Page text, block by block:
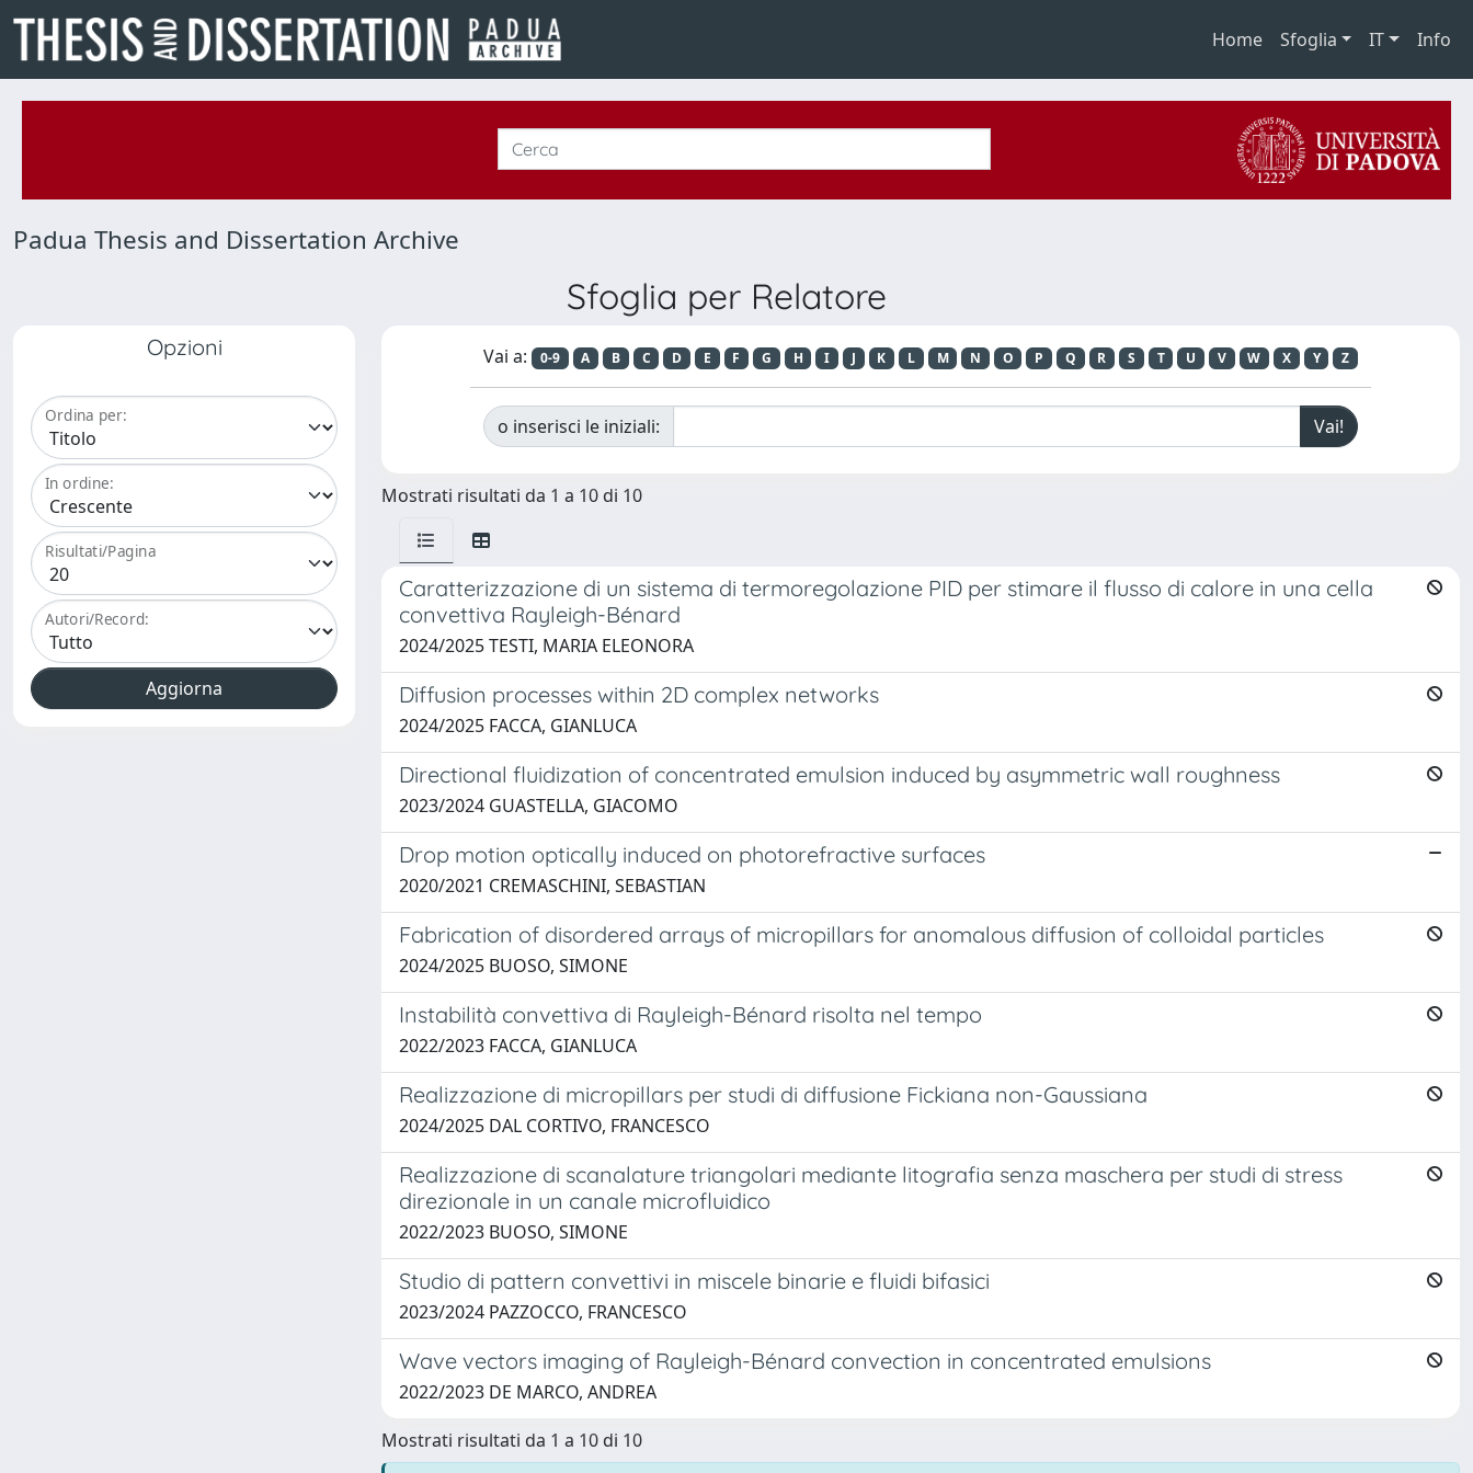
Home Sfoglia IT Info
Padua Thesis and Dissertation Archive
Sfoglia per Relatore
Opzioni
Ordina per:
In ordine:
Risultati/Pagina
Autori/Record:
Vai a: 0-9 A B C D E F G H I J K L M N O P Q R S T U V W X Y Z
o inserisci le iniziali:
Mostrati risultati da 1 a 10 di 10
Caratterizzazione di un sistema di termoregolazione PID per stimare il flusso di calore in una cella
convettiva Rayleigh-Bénard
2024/2025 TESTI, MARIA ELEONORA
Diffusion processes within 2D complex networks
2024/2025 FACCA, GIANLUCA
Directional fluidization of concentrated emulsion induced by asymmetric wall roughness
2023/2024 GUASTELLA, GIACOMO
Drop motion optically induced on photorefractive surfaces
2020/2021 CREMASCHINI, SEBASTIAN
Fabrication of disordered arrays of micropillars for anomalous diffusion of colloidal particles
2024/2025 BUOSO, SIMONE
Instabilità convettiva di Rayleigh-Bénard risolta nel tempo
2022/2023 FACCA, GIANLUCA
Realizzazione di micropillars per studi di diffusione Fickiana non-Gaussiana
2024/2025 DAL CORTIVO, FRANCESCO
Realizzazione di scanalature triangolari mediante litografia senza maschera per studi di stress
direzionale in un canale microfluidico
2022/2023 BUOSO, SIMONE
Studio di pattern convettivi in miscele binarie e fluidi bifasici
2023/2024 PAZZOCCO, FRANCESCO
Wave vectors imaging of Rayleigh-Bénard convection in concentrated emulsions
2022/2023 DE MARCO, ANDREA
Mostrati risultati da 1 a 10 di 10